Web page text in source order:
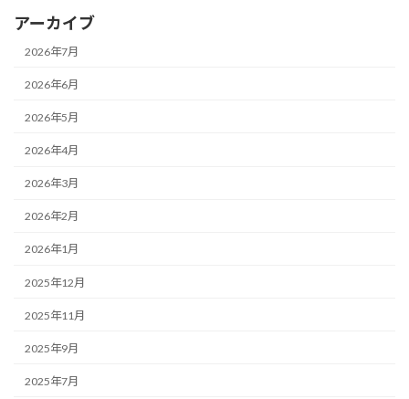
アーカイブ
2026年7月
2026年6月
2026年5月
2026年4月
2026年3月
2026年2月
2026年1月
2025年12月
2025年11月
2025年9月
2025年7月